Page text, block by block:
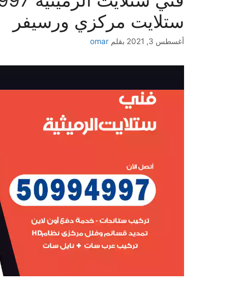
ستلايت مركزي ورسيفر
أغسطس 3, 2021 بقلم omar